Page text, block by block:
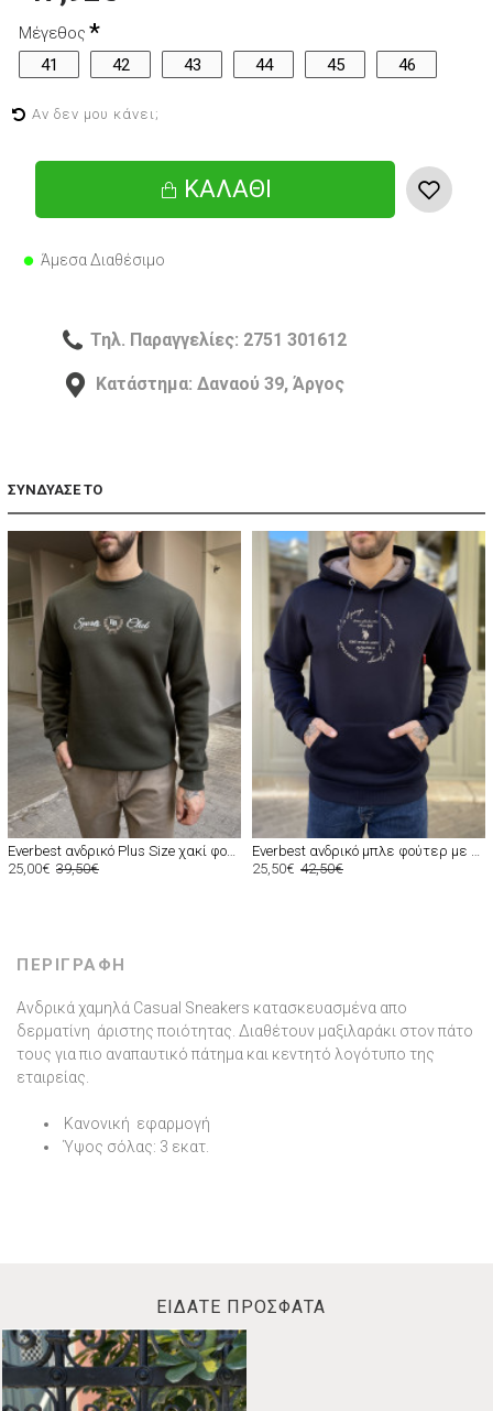
Μέγεθος
41
42 43 44 45 46
ΚΑΛΆΘΙ
Αν δεν μου κάνει;
Άμεσα Διαθέσιμο
ΠΕΡΙΓΡΑΦΗ
Ανδρικά χαμηλά Casual Sneakers κατασκευασμένα απο
δερματίνη άριστης ποιότητας. Διαθέτουν μαξιλαράκι στον πάτο
τους για πιο αναπαυτικό πάτημα και κεντητό λογότυπο της
εταιρείας.
Κανονική εφαρμογή
Ύψος σόλας: 3 εκατ.
Τηλ. Παραγγελίες: 2751 301612
Κατάστημα: Δαναού 39, Άργος
ΣΥΝΔΥΑΣΕ ΤΟ
Everbest ανδρικό Plus Size χακί φούτερ με τύπωμα 2610020X
25,00€ 39,50€
Everbest ανδρικό μπλε φούτερ με τύπωμα και κουκούλα 261009B
25,50€ 42,50€
ΕΙΔΑΤΕ ΠΡΟΣΦΑΤΑ